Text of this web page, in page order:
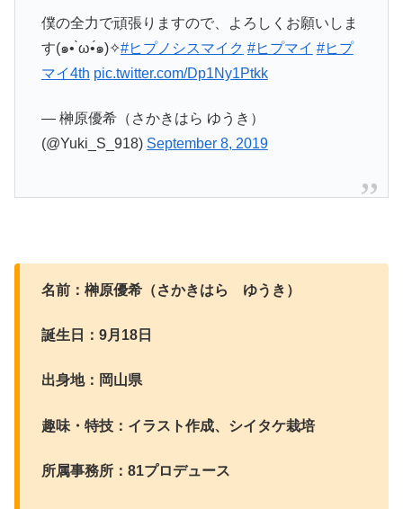
僕の全力で頑張りますので、よろしくお願いしま
す(๑• ̀ω•́๑)✧#ヒプノシスマイク #ヒプマイ #ヒプ
マイ4th pic.twitter.com/Dp1Ny1Ptkk
— 榊原優希（さかきはら ゆうき）
(@Yuki_S_918) September 8, 2019
名前：榊原優希（さかきはら ゆうき）
誕生日：9月18 日
出身地：岡山県
趣味・特技：イラスト作成、シイタケ栽培
所属事務所：81プロデュース